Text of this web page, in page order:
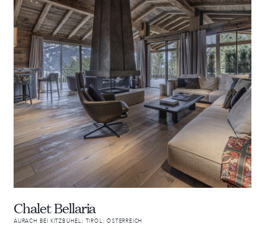
Chalet Bellaria
AURACH BEI KITZBÜHEL; TIROL; ÖSTERREICH